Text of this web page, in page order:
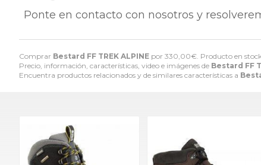
Comprar Bestard FF TREK ALPINE por 330,00€. Producto en
Precio, información, características, video e imágenes de Bestard FF
Encuentra productos relacionados y de similares características a
Ponte en contacto con nosotros y